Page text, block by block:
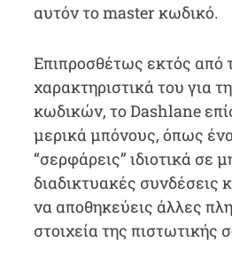
αυτόν το master κωδικό.
Επιπροσθέτως εκτός από
χαρακτηριστικά του για
κωδικών, το Dashlane
μερικά μπόνους, όπως
“σερφάρεις” ιδιοτικά σε
διαδικτυακές συνδέσεις
να αποθηκεύεις άλλες
στοιχεία της πιστωτικής